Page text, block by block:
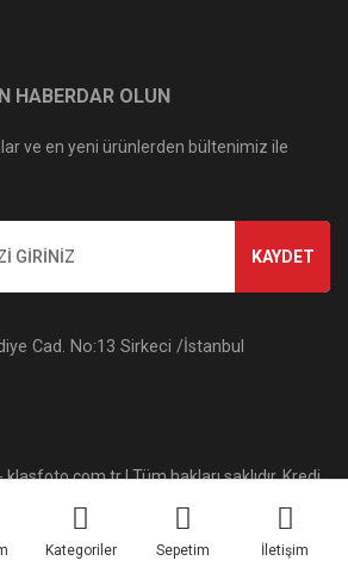
Kategoriler Sepetim İletişim
HABERDAR OLUN
ve en yeni ürünlerden bültenimiz ile
KAYDET
Cad. No:13 Sirkeci /İstanbul
klasfoto.com.tr | Tüm hakları saklıdır. Kredi